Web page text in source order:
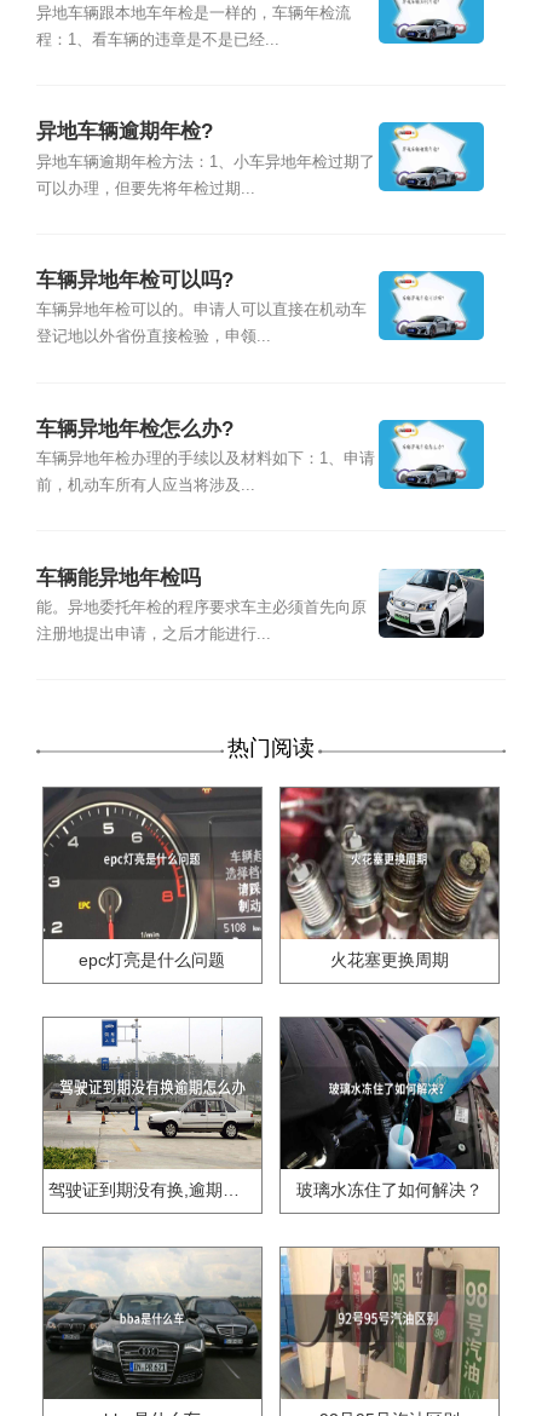
异地车辆跟本地车年检是一样的，车辆年检流
程：1、看车辆的违章是不是已经...
异地车辆逾期年检?
异地车辆逾期年检方法：1、小车异地年检过期了
可以办理，但要先将年检过期...
车辆异地年检可以吗?
车辆异地年检可以的。申请人可以直接在机动车
登记地以外省份直接检验，申领...
车辆异地年检怎么办?
车辆异地年检办理的手续以及材料如下：1、申请
前，机动车所有人应当将涉及...
车辆能异地年检吗
能。异地委托年检的程序要求车主必须首先向原
注册地提出申请，之后才能进行...
热门阅读
epc灯亮是什么问题 火花塞更换周期
驾驶证到期没有换,逾期怎么办?? 玻璃水冻住了如何解决？